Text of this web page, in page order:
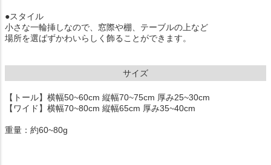
●スタイル
小さな一輪挿しなので、窓際や棚、テーブルの上など
場所を選ばずかわいらしく飾ることができます。
サイズ
【トール】横幅50~60cm 縦幅70~75cm 厚み25~30cm
【ワイド】横幅70~80cm 縦幅65cm 厚み35~40cm
重量：約60~80g